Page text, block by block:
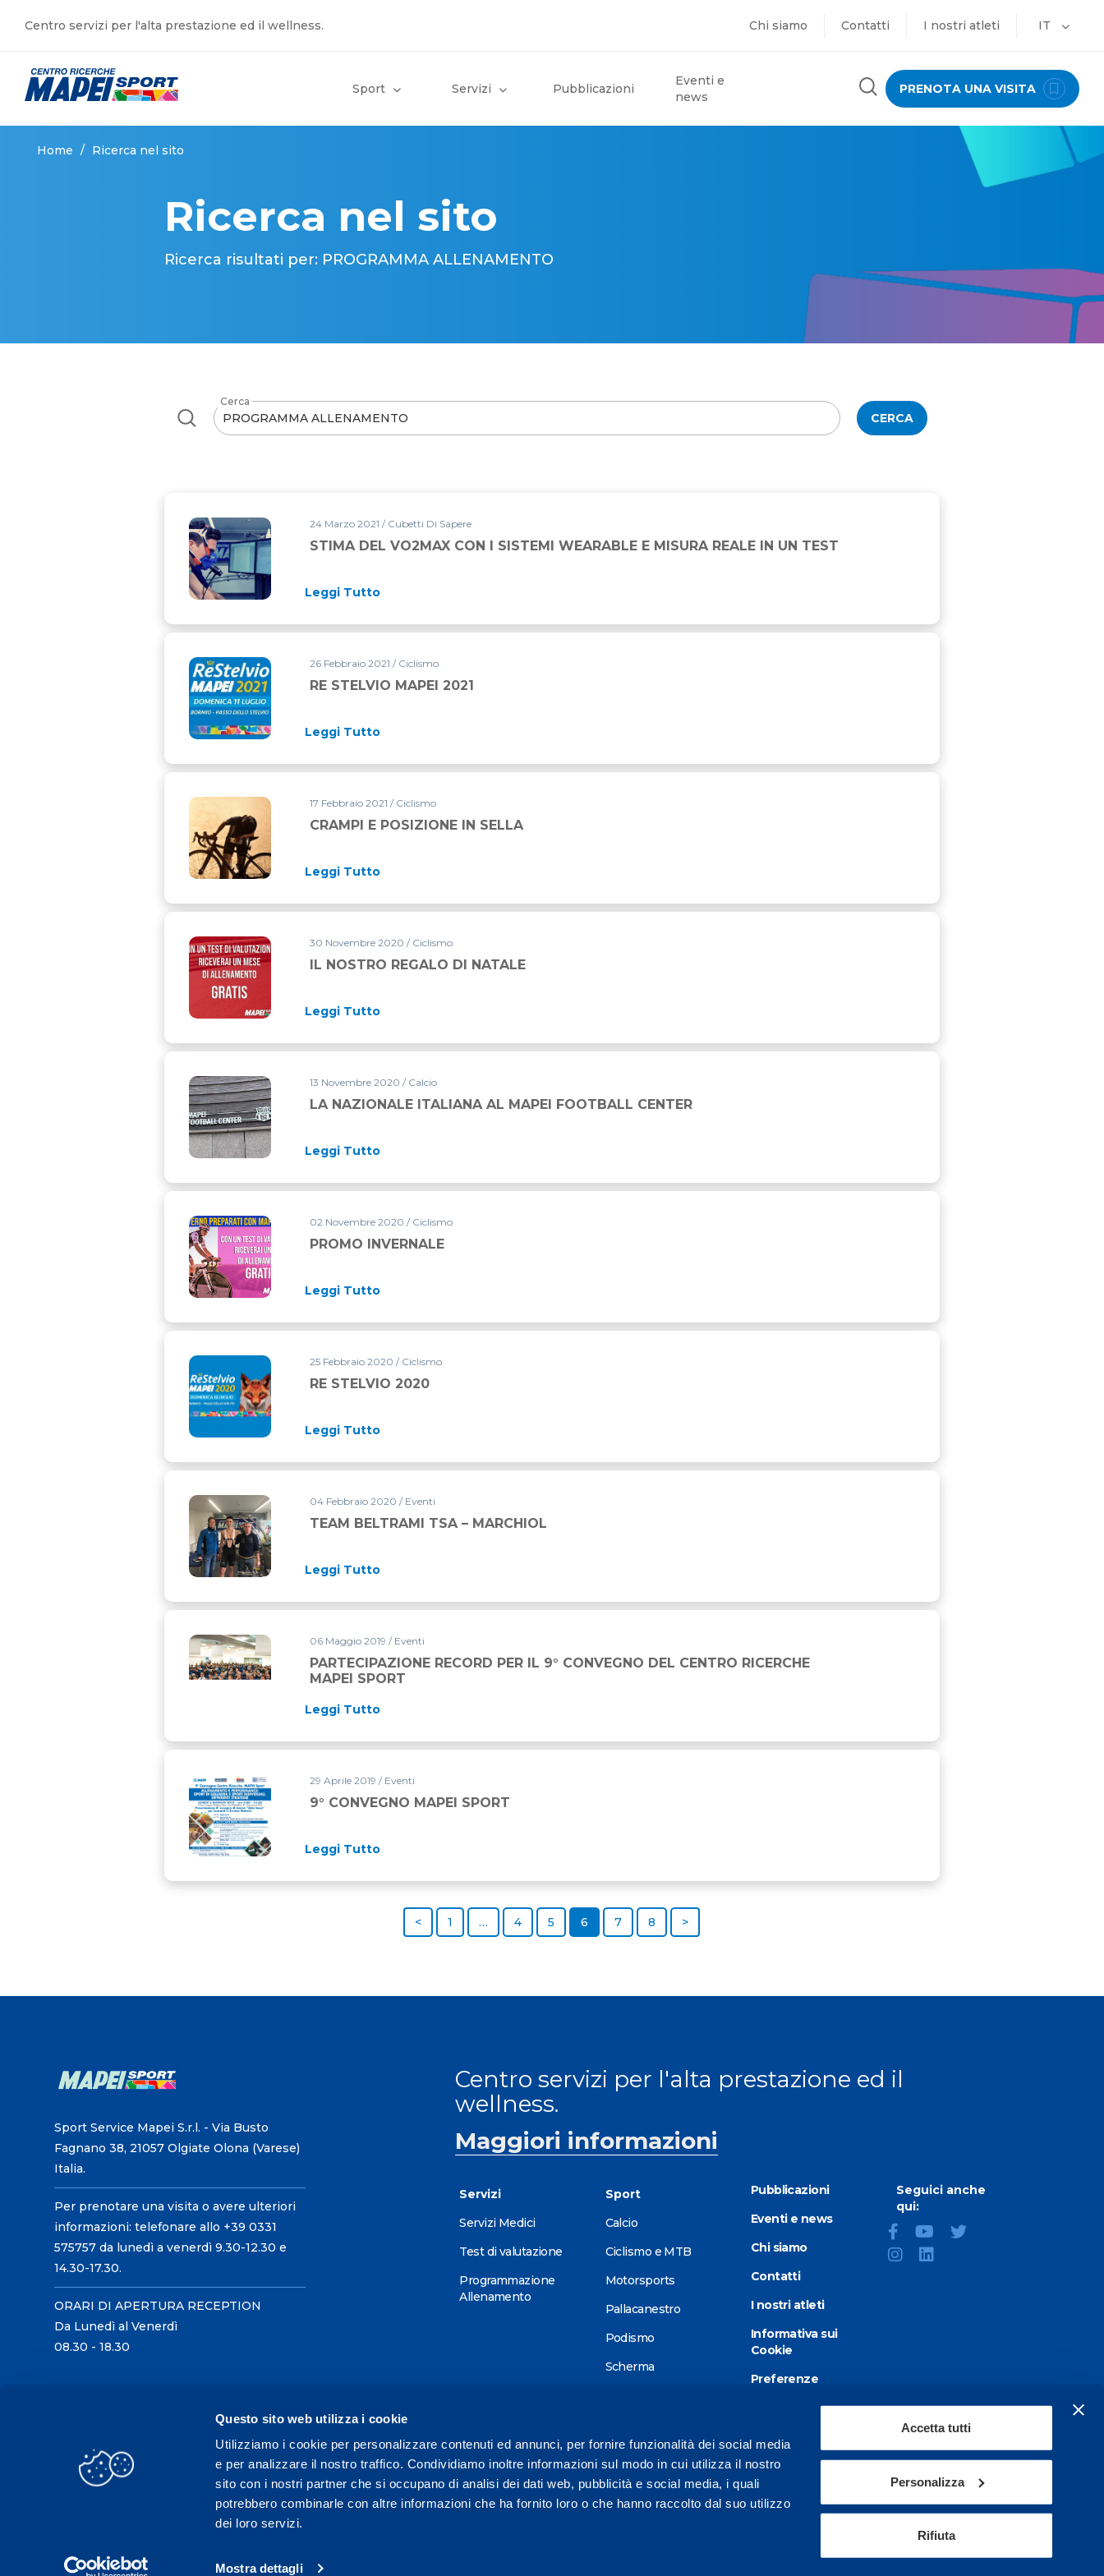
Questo sito web utilizza i cookie
Utilizziamo i cookie per personalizzare contenuti ed annunci, per fornire funzionalità dei social media
e per analizzare il nostro traffico. Condividiamo inoltre informazioni sul modo in cui utilizza il nostro
sito con i nostri partner che si occupano di analisi dei dati web, pubblicità e social media, i quali
potrebbero combinarle con altre informazioni che ha fornito loro o che hanno raccolto dal suo utilizzo
dei loro servizi.
Mostra dettagli
Accetta tutti
Personalizza
Rifiuta
Centro servizi per l'alta prestazione ed il wellness. Chi siamo Contatti I nostri atleti IT
Sport Servizi Pubblicazioni
Eventi e
news
PRENOTA UNA VISITA
Home / Ricerca nel sito
Ricerca nel sito
Ricerca risultati per: PROGRAMMA ALLENAMENTO
Cerca
CERCA
24 Marzo 2021 / Cubetti Di Sapere
STIMA DEL VO2MAX CON I SISTEMI WEARABLE E MISURA REALE IN UN TEST
Leggi Tutto
26 Febbraio 2021 / Ciclismo
RE STELVIO MAPEI 2021
Leggi Tutto
17 Febbraio 2021 / Ciclismo
CRAMPI E POSIZIONE IN SELLA
Leggi Tutto
30 Novembre 2020 / Ciclismo
IL NOSTRO REGALO DI NATALE
Leggi Tutto
13 Novembre 2020 / Calcio
LA NAZIONALE ITALIANA AL MAPEI FOOTBALL CENTER
Leggi Tutto
02 Novembre 2020 / Ciclismo
PROMO INVERNALE
Leggi Tutto
25 Febbraio 2020 / Ciclismo
RE STELVIO 2020
Leggi Tutto
04 Febbraio 2020 / Eventi
TEAM BELTRAMI TSA – MARCHIOL
Leggi Tutto
06 Maggio 2019 / Eventi
PARTECIPAZIONE RECORD PER IL 9° CONVEGNO DEL CENTRO RICERCHE
MAPEI SPORT
Leggi Tutto
29 Aprile 2019 / Eventi
9° CONVEGNO MAPEI SPORT
Leggi Tutto
< 1 … 4 5 6 7 8 >
Sport Service Mapei S.r.l. - Via Busto
Fagnano 38, 21057 Olgiate Olona (Varese)
Italia.
Per prenotare una visita o avere ulteriori
informazioni: telefonare allo +39 0331
575757 da lunedì a venerdì 9.30-12.30 e
14.30-17.30.
ORARI DI APERTURA RECEPTION
Da Lunedì al Venerdì
08.30 - 18.30
Centro servizi per l'alta prestazione ed il
wellness.
Maggiori informazioni
Servizi
Servizi Medici
Test di valutazione
Programmazione
Allenamento
Sport
Calcio
Ciclismo e MTB
Motorsports
Pallacanestro
Podismo
Scherma
Triathlon
Wellness
Altri sport
Pubblicazioni
Eventi e news
Chi siamo
Contatti
I nostri atleti
Informativa sui
Cookie
Preferenze
Dichiarazione di
accessibilità
Seguici anche
qui: